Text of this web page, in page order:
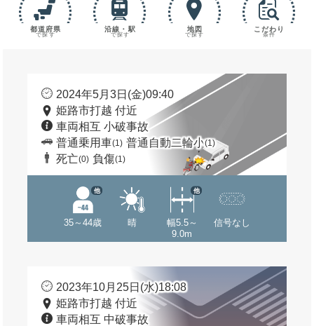
都道府県
で探す
沿線・駅
で探す
地図
で探す
こだわり
条件
2024年5月3日(金)09:40
姫路市打越 付近
車両相互 小破事故
普通乗用車(1) 普通自動二輪小(1)
死亡(0) 負傷(1)
35～44歳
他
晴
幅5.5～
9.0m
他
信号なし
2023年10月25日(水)18:08
姫路市打越 付近
車両相互 中破事故